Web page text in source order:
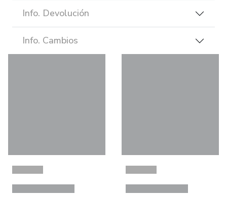
Info. Devolución
Info. Cambios